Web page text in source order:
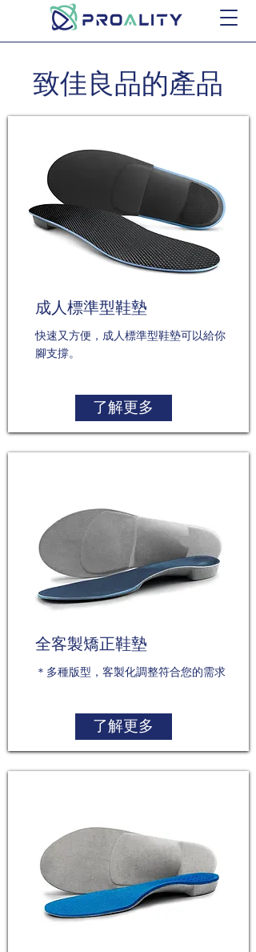
致佳良品的產品
成人標準型鞋墊
快速又方便，成人標準型鞋墊可以給你
腳支撐。
了解更多
全客製矯正鞋墊
＊多種版型，客製化調整符合您的需求
了解更多